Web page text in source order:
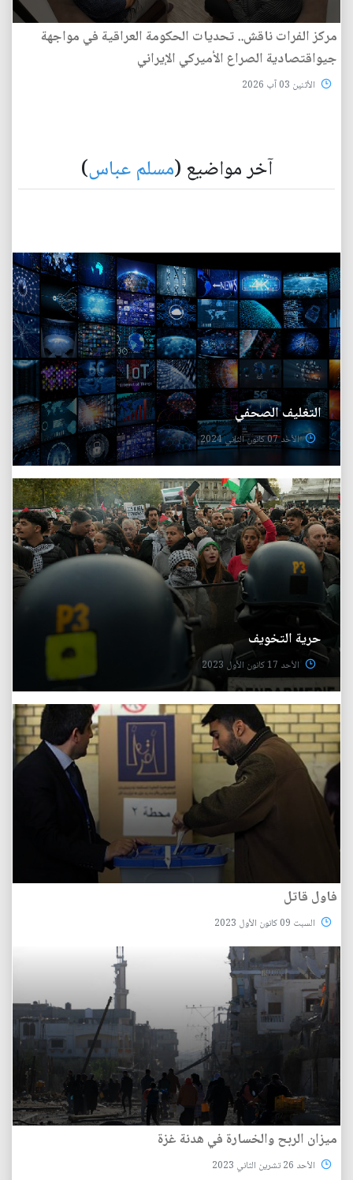
مركز الفرات ناقش.. تحديات الحكومة العراقية في مواجهة
جيواقتصادية الصراع الأميركي الإيراني
الأثنين 03 آب 2026
آخر مواضيع (مسلم عباس)
التغليف الصحفي
الأحد 07 كانون الثاني 2024
حرية التخويف
الأحد 17 كانون الأول 2023
فاول قاتل
السبت 09 كانون الأول 2023
ميزان الربح والخسارة في هدنة غزة
الأحد 26 تشرين الثاني 2023